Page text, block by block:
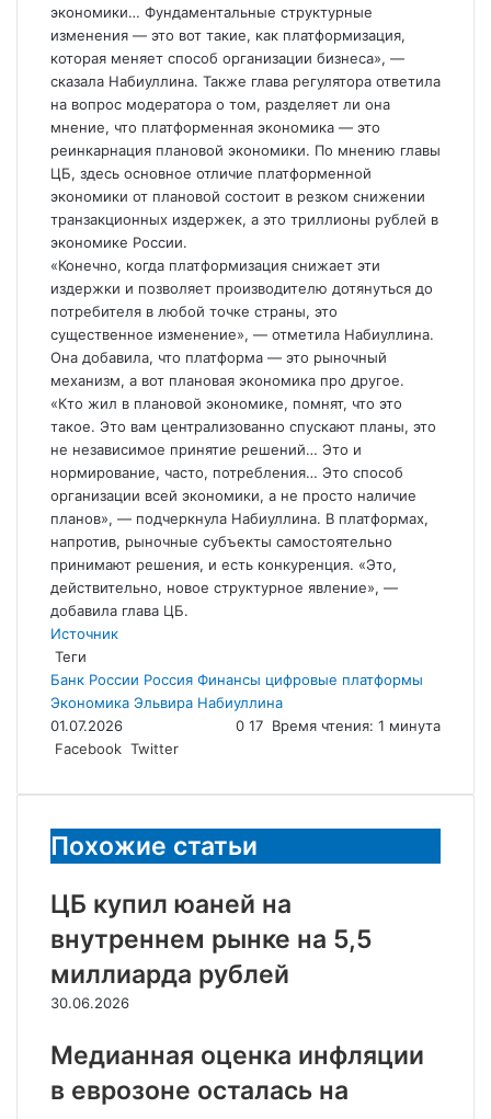
экономики… Фундаментальные структурные
изменения — это вот такие, как платформизация,
которая меняет способ организации бизнеса», —
сказала Набиуллина. Также глава регулятора ответила
на вопрос модератора о том, разделяет ли она
мнение, что платформенная экономика — это
реинкарнация плановой экономики. По мнению главы
ЦБ, здесь основное отличие платформенной
экономики от плановой состоит в резком снижении
транзакционных издержек, а это триллионы рублей в
экономике России.
«Конечно, когда платформизация снижает эти
издержки и позволяет производителю дотянуться до
потребителя в любой точке страны, это
существенное изменение», — отметила Набиуллина.
Она добавила, что платформа — это рыночный
механизм, а вот плановая экономика про другое.
«Кто жил в плановой экономике, помнят, что это
такое. Это вам централизованно спускают планы, это
не независимое принятие решений… Это и
нормирование, часто, потребления… Это способ
организации всей экономики, а не просто наличие
планов», — подчеркнула Набиуллина. В платформах,
напротив, рыночные субъекты самостоятельно
принимают решения, и есть конкуренция. «Это,
действительно, новое структурное явление», —
добавила глава ЦБ.
Источник
Теги
Банк России Россия Финансы цифровые платформы
Экономика Эльвира Набиуллина
01.07.2026
0 17 Время чтения: 1 минута
Facebook Twitter
электронную
Похожие статьи
ЦБ купил юаней на
внутреннем рынке на 5,5
миллиарда рублей
30.06.2026
Медианная оценка инфляции
в еврозоне осталась на